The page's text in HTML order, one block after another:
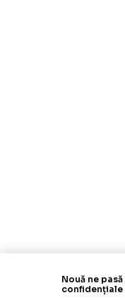
Nouă ne
confidențiale